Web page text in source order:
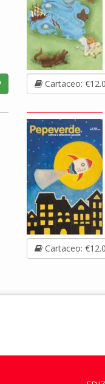
Cartaceo:
Cartaceo: